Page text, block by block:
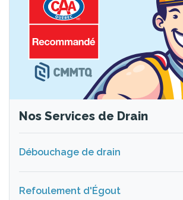
Nos Services de Drain
Débouchage de drain
Refoulement d'Égout